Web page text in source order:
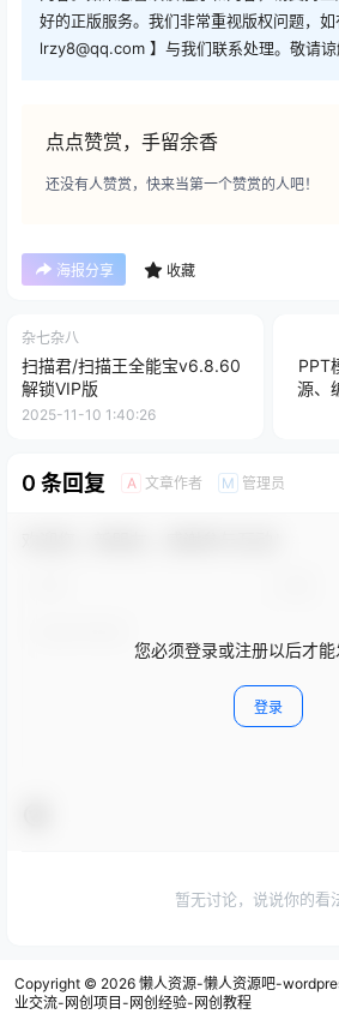
好的正版服务。我们非常重视版权问题，
lrzy8@qq.com 】与我们联系处理。敬请谅
点点赞赏，手留余香
还没有人赞赏，快来当第一个赞赏的人吧！
海报分享 收藏
杂七杂八
扫描君/扫描王全能宝v6.8.60
解锁VIP版
2025-11-10 1:40:26
PPT
源、
0 条回复 A 文章作者 M 管理员
您必须登录或注册以后才
登录
暂无讨论，说说你的看
Copyright © 2026 懒人资源-懒人资源吧-
业交流-网创项目-网创经验-网创教程